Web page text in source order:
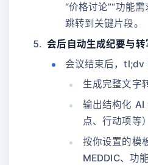
“价格讨论”“功能
跳转到关键片段。
会后自动生成纪要与转
会议结束后，tl;dv
生成完整文字
输出结构化 AI
点、行动项等
按你设置的模
MEDDIC、功